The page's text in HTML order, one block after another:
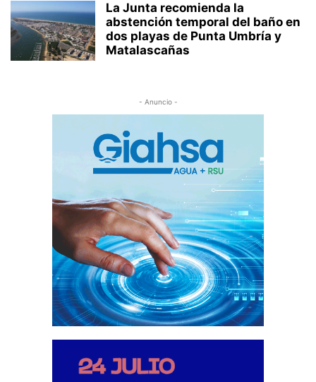
La Junta recomienda la
abstención temporal del baño en
dos playas de Punta Umbría y
Matalascañas
- Anuncio -